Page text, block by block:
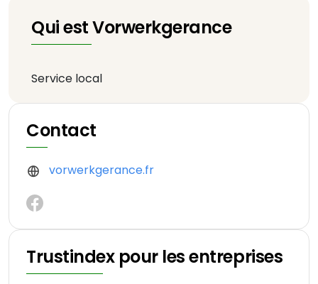
Qui est Vorwerkgerance
Service local
Contact
vorwerkgerance.fr
Trustindex pour les entreprises